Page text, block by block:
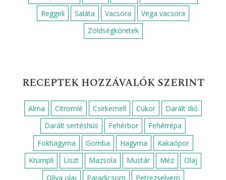
RECEPTEK FOGÁS SZERINT
Cukkini köret Desszert Ebéd
Egyszerű ebéd
Egyszerű reggeli
Egyszerű vacsora Előétel